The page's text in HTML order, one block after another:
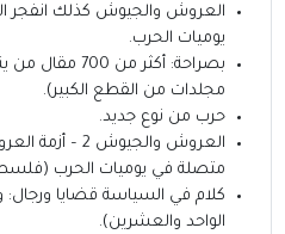
العروش والجيوش كذلك انفجر
يوميات الحرب.
مجلدات من القطع الكبير).
حرب من نوع جديد.
العروش
متصلة في يوميات الحرب (فلسطين
كلام في السياسة قضايا ورجال:
الواحد والعشرين).